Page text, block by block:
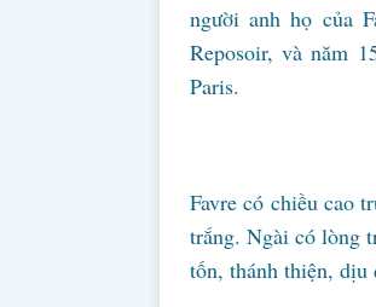
người anh họ của
Reposoir, và năm
Paris.
Favre có chiều cao
trắng. Ngài có lòng
tốn, thánh thiện, dịu